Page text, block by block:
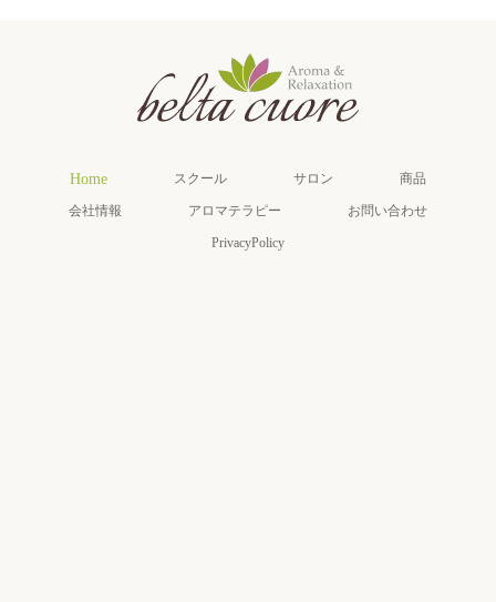
Home スクール サロン 商品
会社情報 アロマテラピー お問い合わせ
PrivacyPolicy